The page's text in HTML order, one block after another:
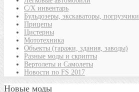
С/Х инвентарь
Бульдозеры, экскаваторы, погрузчики
Прицепы
Цистерны
Мототехника
Объекты (гаражи, здания, заводы)
Разные моды и скрипты
Вертолеты и Самолеты
Новости по FS 2017
Новые моды